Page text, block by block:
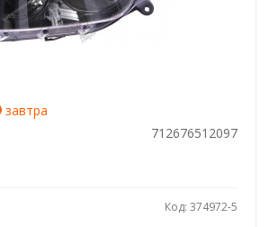
завтра
712676512097
Код: 374972-5